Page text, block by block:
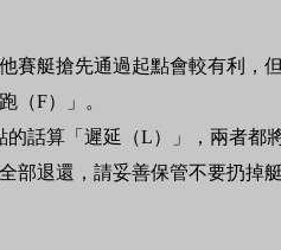
賽艇搶先通過起點會較有利，
（F）」。
的話算「遲延（L）」，兩者都
部退還，請妥善保管不要扔掉